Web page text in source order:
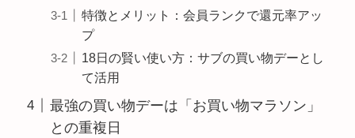
特徴とメリット：会員ランクで還元率アッ
プ
18日の賢い使い方：サブの買い物デーとし
て活用
最強の買い物デーは「お買い物マラソン」
との重複日